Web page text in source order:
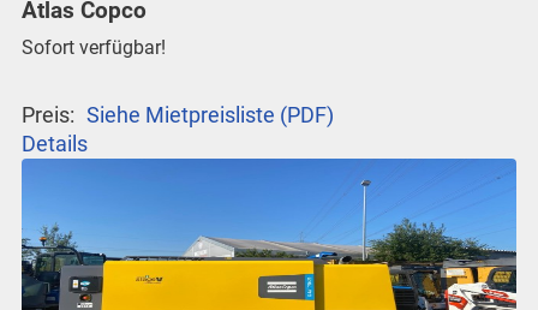
Atlas Copco
Sofort verfügbar!
Preis: Siehe Mietpreisliste (PDF)
Details